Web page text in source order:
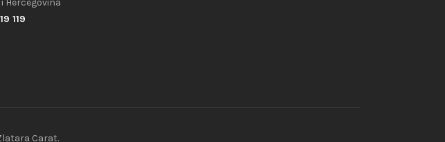
119
Carat.